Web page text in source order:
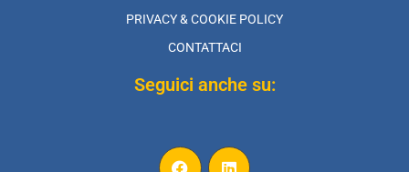
PRIVACY & COOKIE POLICY
CONTATTACI
Seguici anche su: